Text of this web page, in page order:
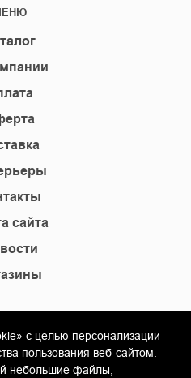
сайта
с целью персонализации
пользования веб-сайтом.
небольшие файлы,